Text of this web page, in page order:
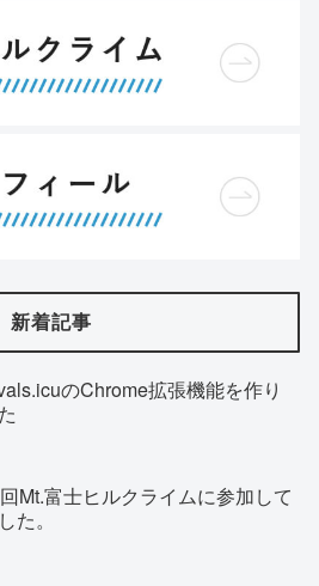
新着記事
のChrome拡張機能を作り
Mt.富士ヒルクライムに参加して
た。